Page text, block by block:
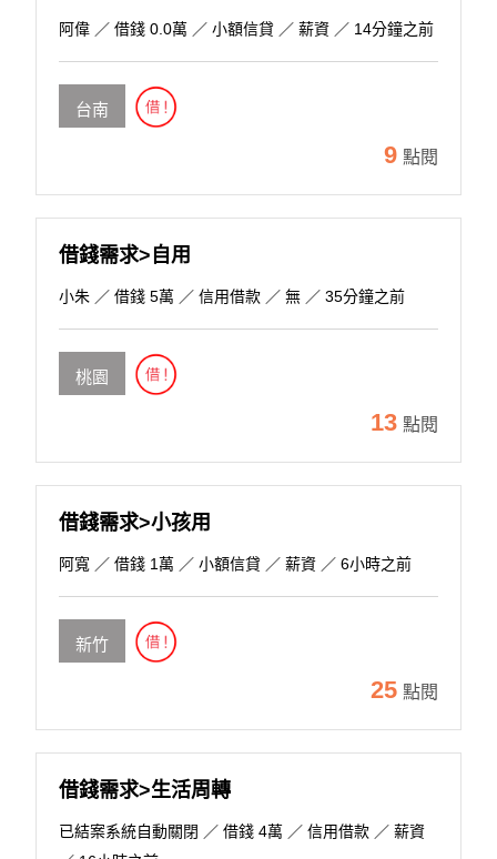
阿偉 ／ 借錢 0.0萬 ／ 小額信貸 ／ 薪資 ／ 14分鐘之前
台南
9 點閱
借錢需求>自用
小朱 ／ 借錢 5萬 ／ 信用借款 ／ 無 ／ 35分鐘之前
桃園
13 點閱
借錢需求>小孩用
阿寬 ／ 借錢 1萬 ／ 小額信貸 ／ 薪資 ／ 6小時之前
新竹
25 點閱
借錢需求>生活周轉
已結案系統自動關閉 ／ 借錢 4萬 ／ 信用借款 ／ 薪資